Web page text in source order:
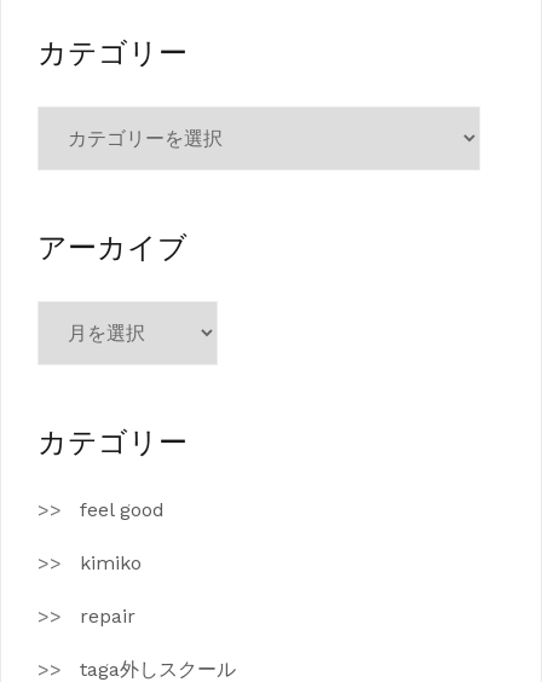
カテゴリー
ゴ
ー
アーカイブ
カ
ブ
カテゴリー
feel good
kimiko
repair
taga外しスクール